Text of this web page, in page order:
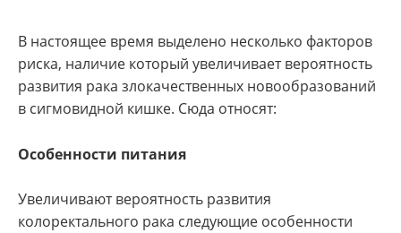
В настоящее время выделено несколько факторов
риска, наличие который увеличивает вероятность
развития рака злокачественных новообразований
в сигмовидной кишке. Сюда относят:
Особенности питания
Увеличивают вероятность развития
колоректального рака следующие особенности